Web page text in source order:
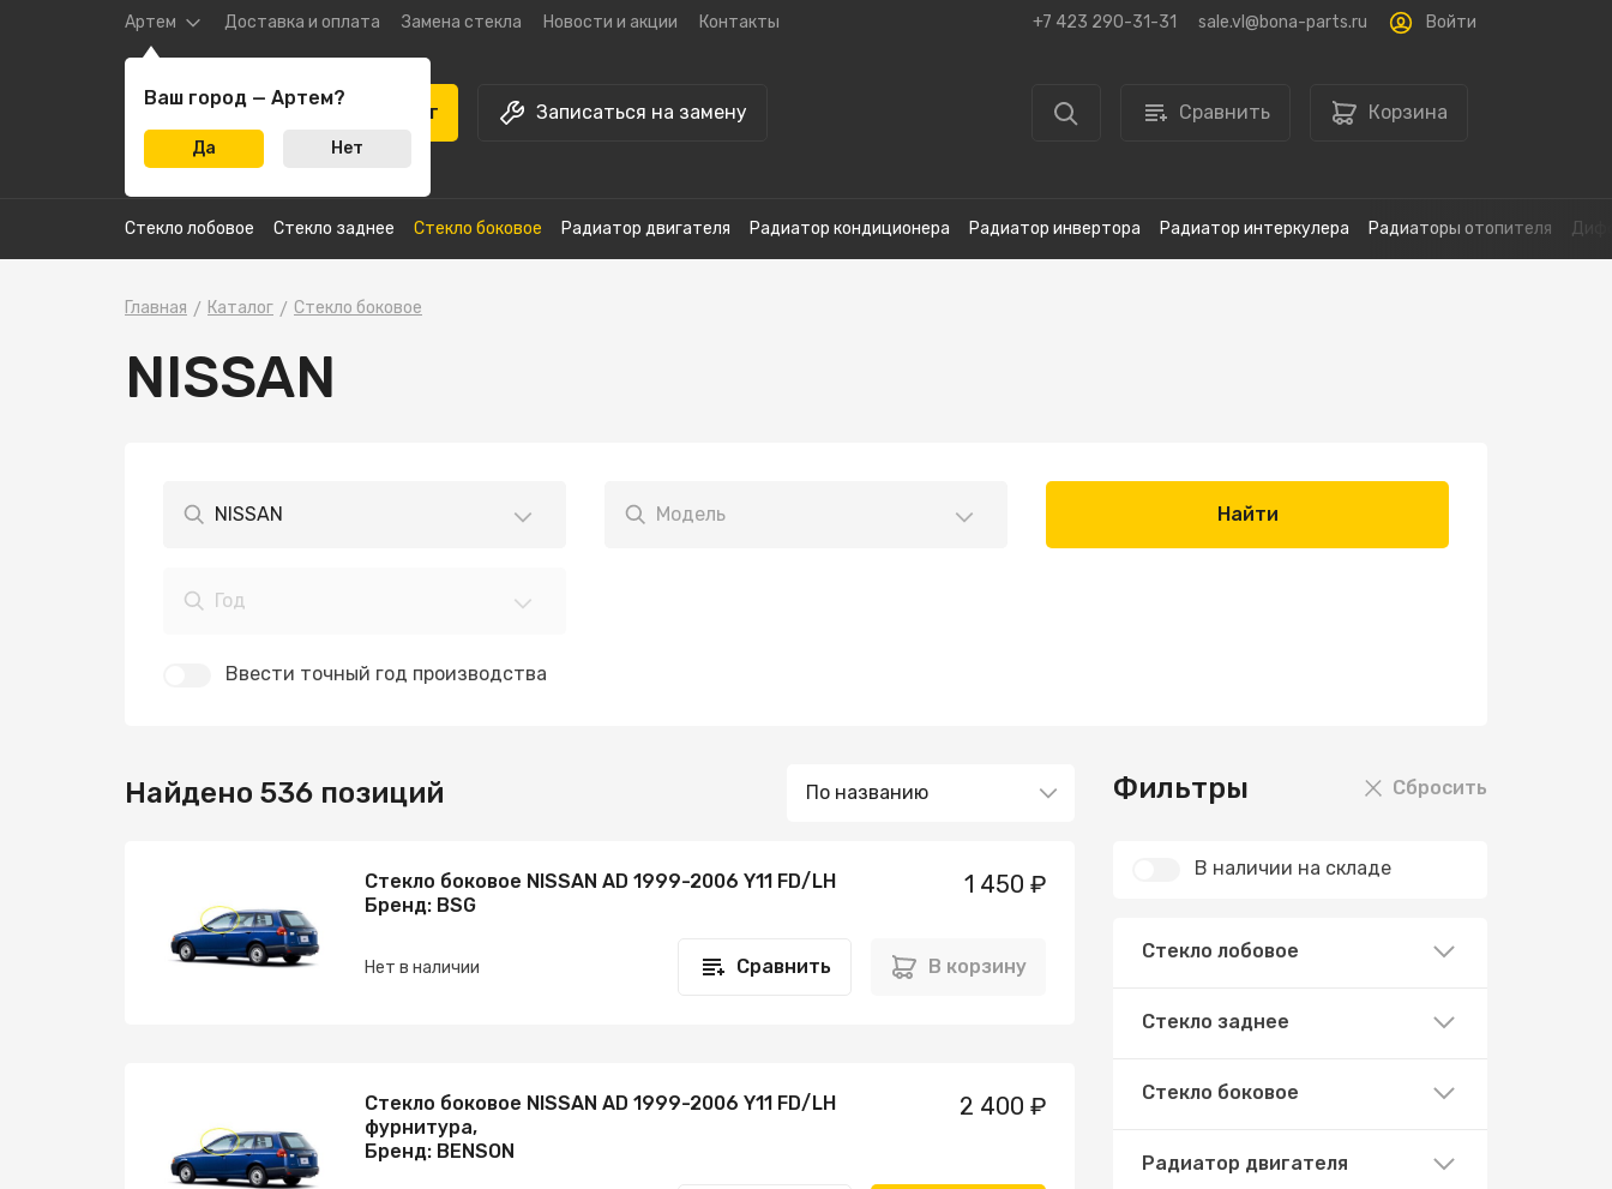
Артем Доставка и оплата Замена стекла Новости и акции Контакты +7 423 290-31-31 sale.vl@bona-parts.ru Войти
Каталог Записаться на замену Сравнить Корзина
Ваш город — Артем?
Да Нет
Стекло лобовое Стекло заднее Стекло боковое Радиатор двигателя Радиатор кондиционера Радиатор инвертора Радиатор интеркулера Радиаторы отопителя
Главная Каталог Стекло боковое
NISSAN
NISSAN Модель
Год
Найти
Ввести точный год производства
Найдено 536 позиций
Стекло боковое NISSAN AD 1999-2006 Y11 FD/LH
Бренд: BSG
1 450 ₽
Нет в наличии Сравнить В корзину
Стекло боковое NISSAN AD 1999-2006 Y11 FD/LH
фурнитура,
Бренд: BENSON
2 400 ₽
Фильтры Сбросить
В наличии на складе
Стекло лобовое
Стекло заднее
Стекло боковое
Радиатор двигателя